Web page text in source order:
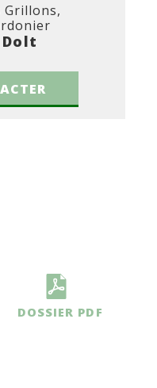
Grillons,
DOSSIER PDF